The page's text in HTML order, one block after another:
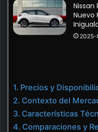
Nissan
Nuevo
Precios y
Contexto del
Características
Comparaciones y